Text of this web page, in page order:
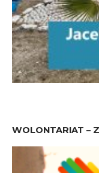
WOLONTARIAT –